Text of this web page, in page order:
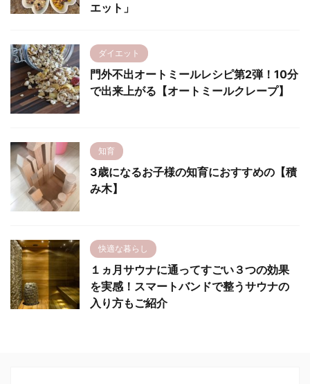
エット」
ダイエット
門外不出オートミールレシピ第2弾！10分
で出来上がる【オートミールクレープ】
知育
3歳になるお子様の知育におすすめの【積
み木】
快適な暮らし
１ヵ月サウナに通ってすごい３つの効果
を実感！スマートバンドで整うサウナの
入り方もご紹介